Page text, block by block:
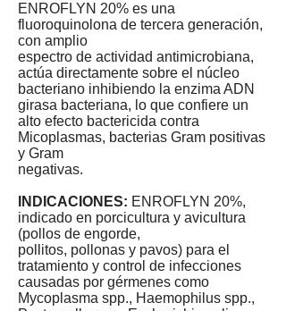
ENROFLYN 20% es una
fluoroquinolona de tercera generación,
con amplio
espectro de actividad antimicrobiana,
actúa directamente sobre el núcleo
bacteriano inhibiendo la enzima ADN
girasa bacteriana, lo que confiere un
alto efecto bactericida contra
Micoplasmas, bacterias Gram positivas
y Gram
negativas.
INDICACIONES: ENROFLYN 20%,
indicado en porcicultura y avicultura
(pollos de engorde,
pollitos, pollonas y pavos) para el
tratamiento y control de infecciones
causadas por gérmenes como
Mycoplasma spp., Haemophilus spp.,